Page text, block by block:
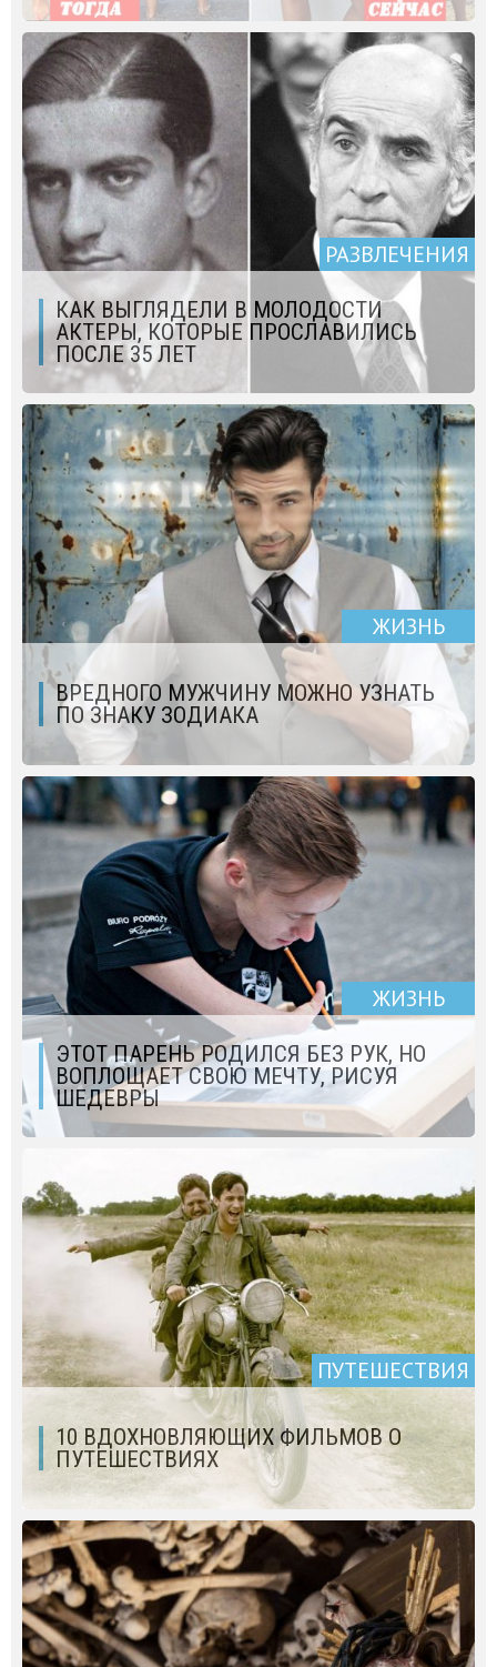
РАЗВЛЕЧЕНИЯ
КАК ВЫГЛЯДЕЛИ В МОЛОДОСТИ
АКТЕРЫ, КОТОРЫЕ ПРОСЛАВИЛИСЬ
ПОСЛЕ 35 ЛЕТ
ЖИЗНЬ
ВРЕДНОГО МУЖЧИНУ МОЖНО УЗНАТЬ
ПО ЗНАКУ ЗОДИАКА
ЖИЗНЬ
ЭТОТ ПАРЕНЬ РОДИЛСЯ БЕЗ РУК, НО
ВОПЛОЩАЕТ СВОЮ МЕЧТУ, РИСУЯ
ШЕДЕВРЫ
ПУТЕШЕСТВИЯ
10 ВДОХНОВЛЯЮЩИХ ФИЛЬМОВ О
ПУТЕШЕСТВИЯХ